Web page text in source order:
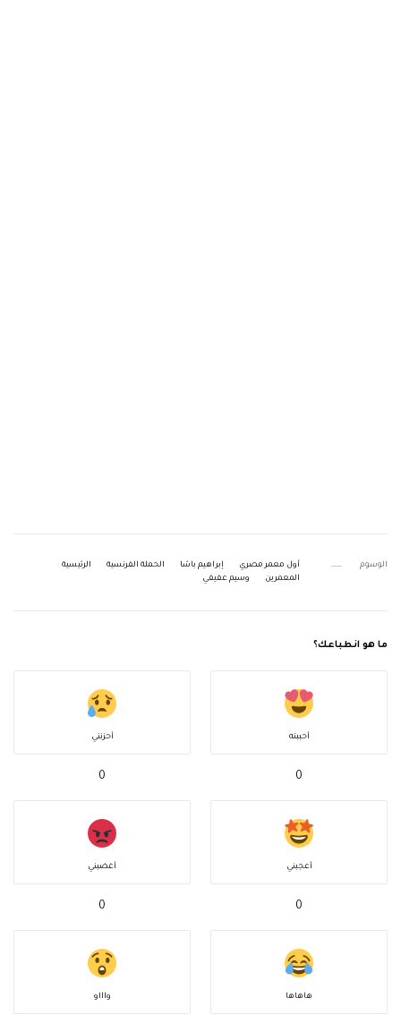
الوسوم أول معمر مصري إبراهيم باشا الحملة الفرنسية
الرئيسية
المعمرين
وسيم عفيفي
ما هو انطباعك؟
أحببته
0
أحزنني
0
أعجبني
0
أغضبني
0
هاهاها واااو